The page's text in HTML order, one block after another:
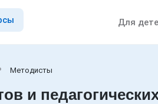
Для
Методисты
и